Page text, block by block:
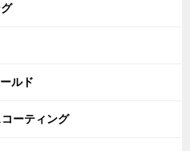
ルド
ーティング